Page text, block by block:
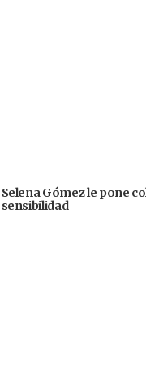
Selena Gómez le pone
sensibilidad